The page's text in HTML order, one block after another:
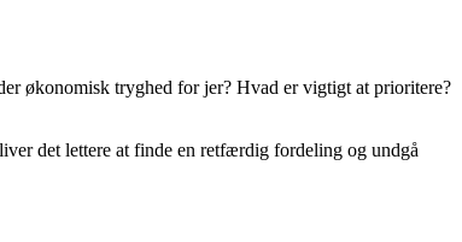
økonomisk tryghed for jer? Hvad er vigtigt at prioritere?
det lettere at finde en retfærdig fordeling og undgå